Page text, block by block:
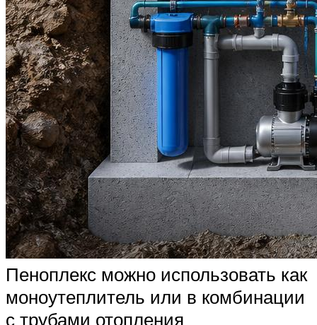
Пеноплекс можно использовать как
моноутеплитель или в комбинации
с трубами отопления